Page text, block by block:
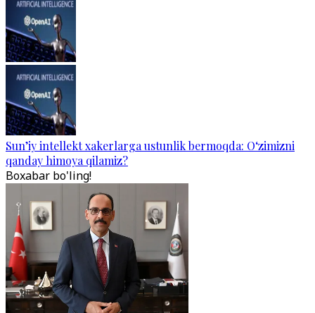
Sun’iy intellekt xakerlarga ustunlik bermoqda: O‘zimizni
qanday himoya qilamiz?
Boxabar bo'ling!